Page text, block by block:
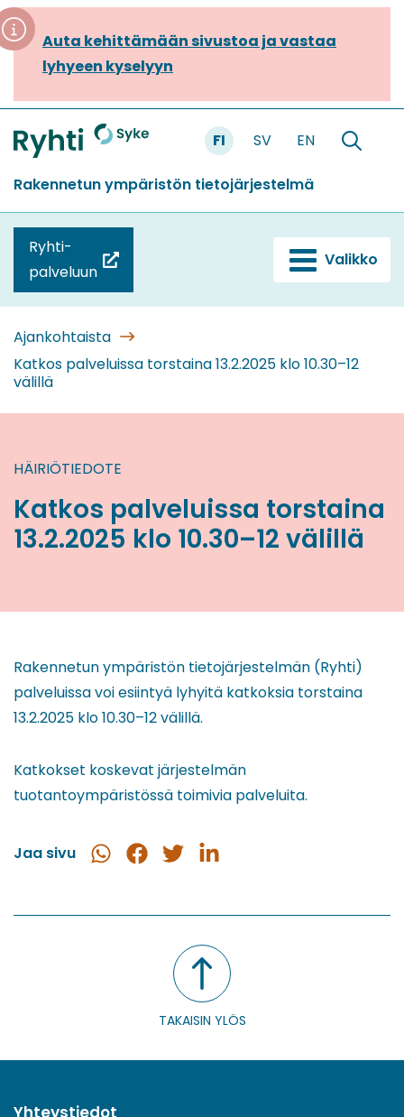
Siirry
sisältöönAuta kehittämään sivustoa ja vastaa
lyhyeen kyselyyn
Etusivu
FI SV EN
Hae
Rakennetun ympäristön tietojärjestelmä
Ryhti-
palveluun
(siirryt
toiseen
Valikko
Ajankohtaista
Katkos palveluissa torstaina 13.2.2025 klo 10.30–12
välillä
HÄIRIÖTIEDOTE
Katkos palveluissa torstaina
13.2.2025 klo 10.30–12 välillä
Rakennetun ympäristön tietojärjestelmän (Ryhti)
palveluissa voi esiintyä lyhyitä katkoksia torstaina
13.2.2025 klo 10.30–12 välillä.
Katkokset koskevat järjestelmän
tuotantoympäristössä toimivia palveluita.
Jaa sivu
Jaa
Jaa
Jaa
Jaa
TAKAISIN YLÖS
Yhteystiedot